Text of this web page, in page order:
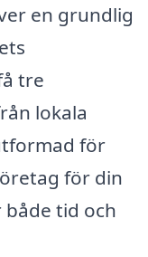
en grundlig
tre
lokala
för
för din
tid och